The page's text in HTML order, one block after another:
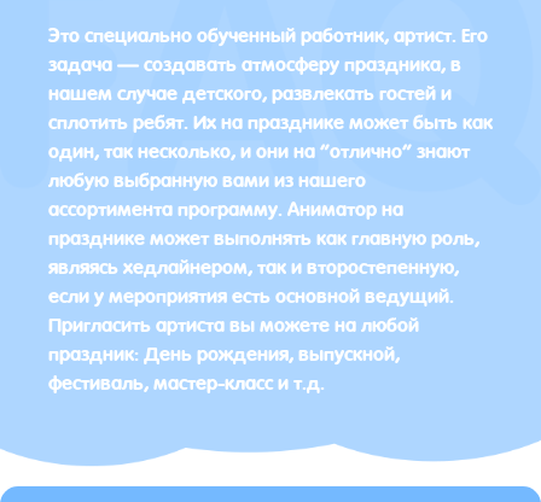
Это специально обученный работник, артист. Его
задача — создавать атмосферу праздника, в
нашем случае детского, развлекать гостей и
сплотить ребят. Их на празднике может быть как
один, так несколько, и они на “отлично” знают
любую выбранную вами из нашего
ассортимента программу. Аниматор на
празднике может выполнять как главную роль,
являясь хедлайнером, так и второстепенную,
если у мероприятия есть основной ведущий.
Пригласить артиста вы можете на любой
праздник: День рождения, выпускной,
фестиваль, мастер-класс и т.д.